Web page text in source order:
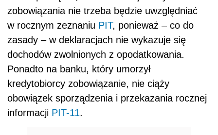
zobowiązania nie trzeba będzie uwzględniać
w rocznym zeznaniu PIT, ponieważ – co do
zasady – w deklaracjach nie wykazuje się
dochodów zwolnionych z opodatkowania.
Ponadto na banku, który umorzył
kredytobiorcy zobowiązanie, nie ciąży
obowiązek sporządzenia i przekazania rocznej
informacji PIT-11.